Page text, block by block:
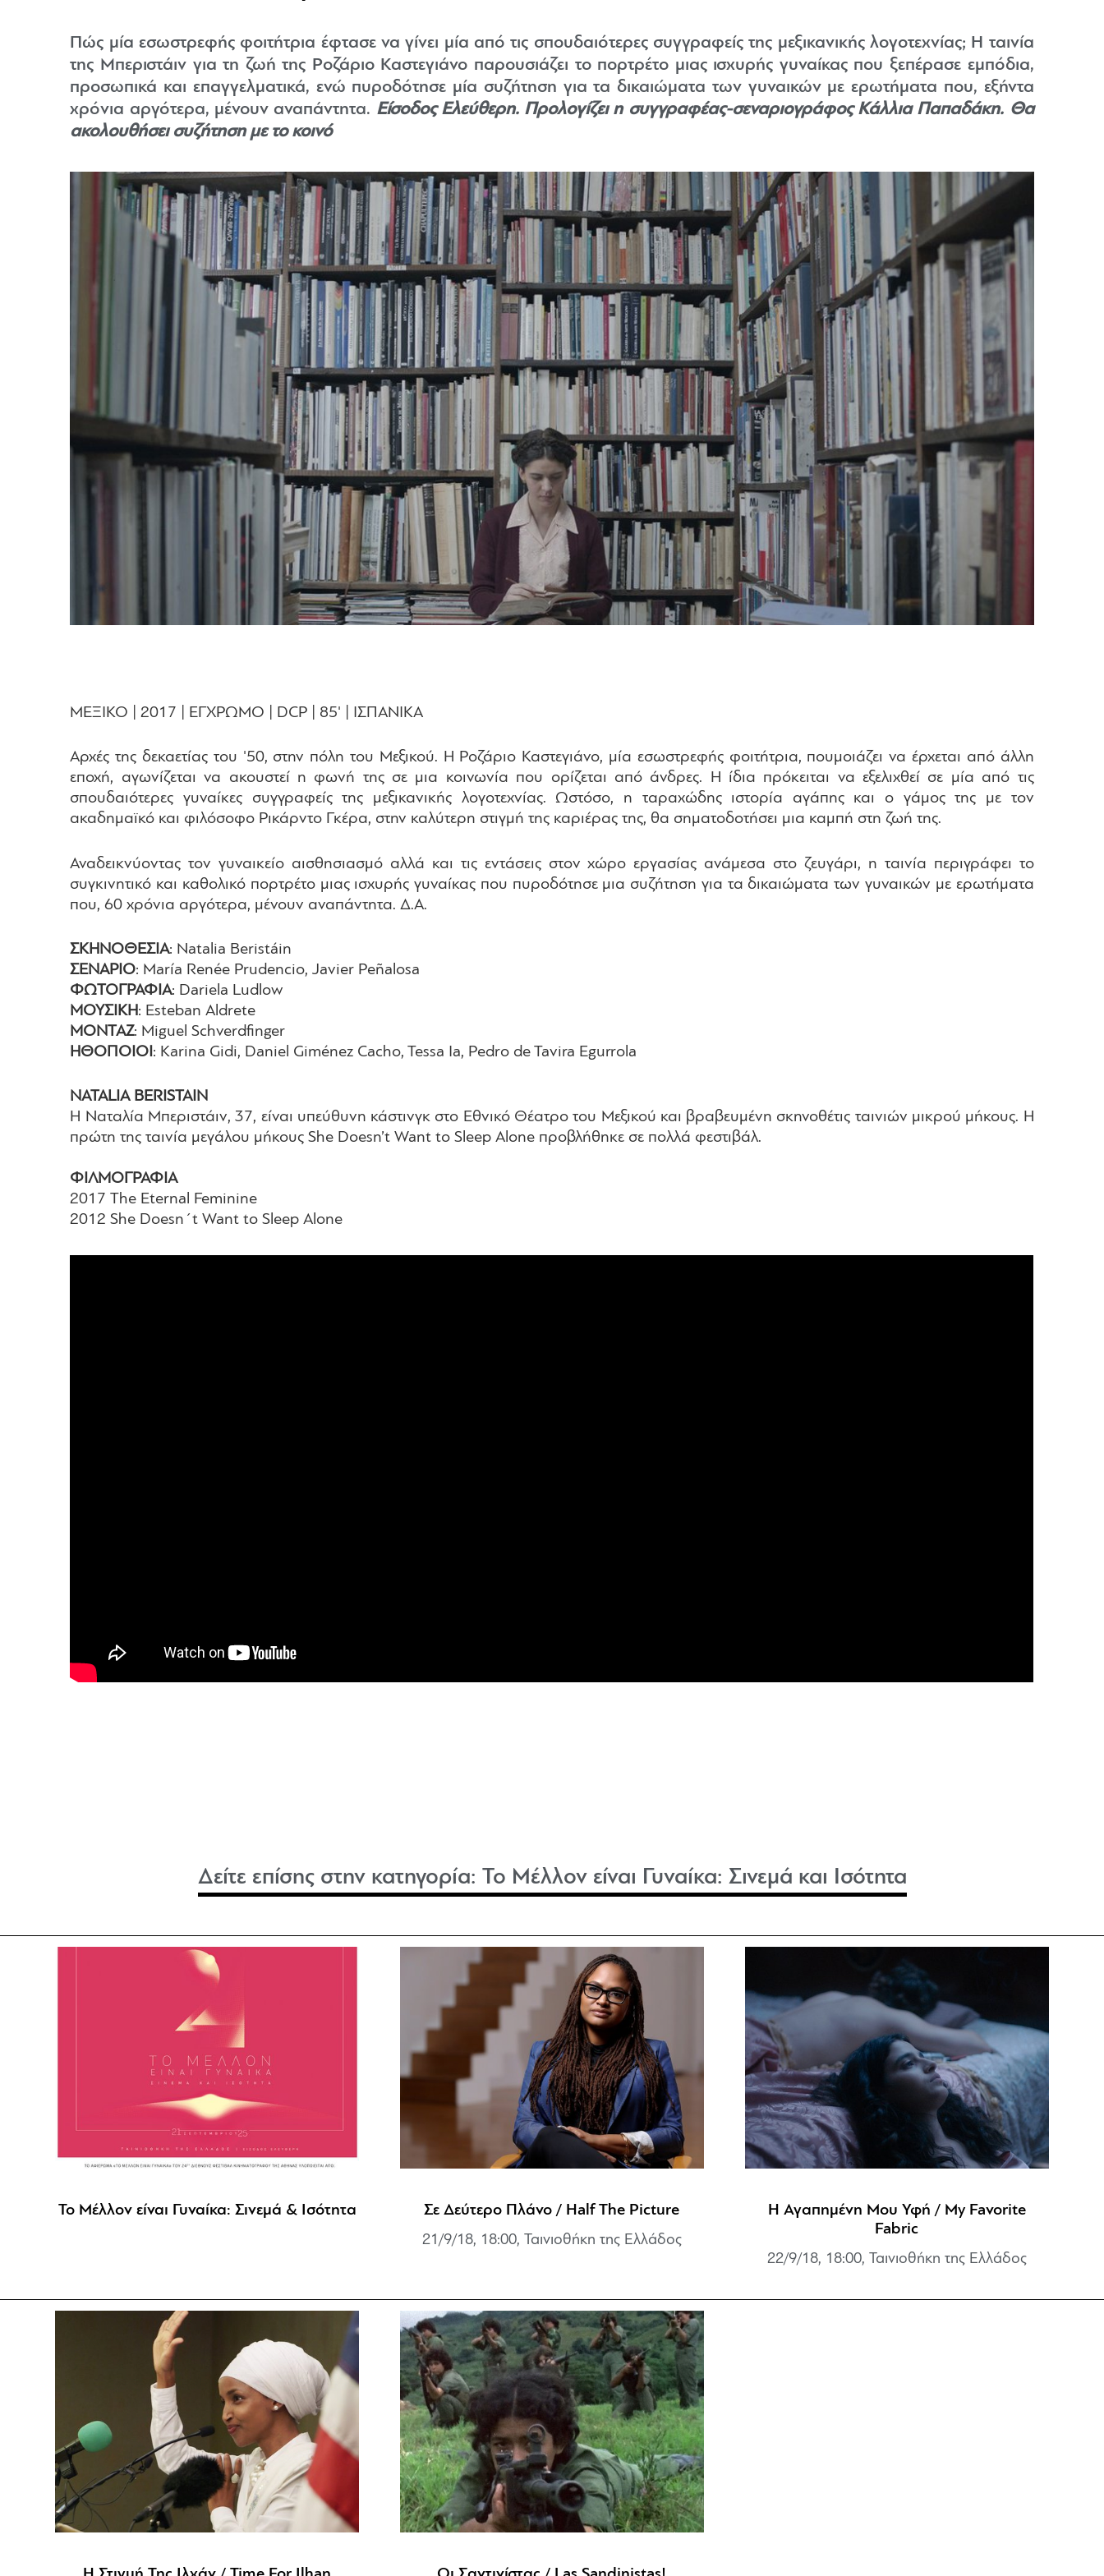
Πώς μία εσωστρεφής φοιτήτρια έφτασε να γίνει μία από τις σπουδαιότερες συγγραφείς της μεξικανικής λογοτεχνίας; Η ταινία
της Μπεριστάιν για τη ζωή της Ροζάριο Καστεγιάνο παρουσιάζει το πορτρέτο μιας ισχυρής γυναίκας που ξεπέρασε εμπόδια,
προσωπικά και επαγγελματικά, ενώ πυροδότησε μία συζήτηση για τα δικαιώματα των γυναικών με ερωτήματα που, εξήντα
χρόνια αργότερα, μένουν αναπάντητα. Είσοδος Ελεύθερη. Προλογίζει η συγγραφέας-σεναριογράφος Κάλλια Παπαδάκη. Θα
ακολουθήσει συζήτηση με το κοινό
ΜΕΞΙΚΟ | 2017 | ΕΓΧΡΩΜΟ | DCP | 85' | ΙΣΠΑΝΙΚΑ
Αρχές της δεκαετίας του '50, στην πόλη του Μεξικού. Η Ροζάριο Καστεγιάνο, μία εσωστρεφής φοιτήτρια, πουμοιάζει να έρχεται από άλλη
εποχή, αγωνίζεται να ακουστεί η φωνή της σε μια κοινωνία που ορίζεται από άνδρες. Η ίδια πρόκειται να εξελιχθεί σε μία από τις
σπουδαιότερες γυναίκες συγγραφείς της μεξικανικής λογοτεχνίας. Ωστόσο, η ταραχώδης ιστορία αγάπης και ο γάμος της με τον
ακαδημαϊκό και φιλόσοφο Ρικάρντο Γκέρα, στην καλύτερη στιγμή της καριέρας της, θα σηματοδοτήσει μια καμπή στη ζωή της.
Αναδεικνύοντας τον γυναικείο αισθησιασμό αλλά και τις εντάσεις στον χώρο εργασίας ανάμεσα στο ζευγάρι, η ταινία περιγράφει το
συγκινητικό και καθολικό πορτρέτο μιας ισχυρής γυναίκας που πυροδότησε μια συζήτηση για τα δικαιώματα των γυναικών με ερωτήματα
που, 60 χρόνια αργότερα, μένουν αναπάντητα. Δ.Α.
ΣΚΗΝΟΘΕΣΙΑ: Natalia Beristáin
ΣΕΝΑΡΙΟ: María Renée Prudencio, Javier Peñalosa
ΦΩΤΟΓΡΑΦΙΑ: Dariela Ludlow
ΜΟΥΣΙΚΗ: Esteban Aldrete
ΜΟΝΤΑΖ: Miguel Schverdfinger
ΗΘΟΠΟΙΟΙ: Karina Gidi, Daniel Giménez Cacho, Tessa Ia, Pedro de Tavira Egurrola
NATALIA BERISTAIN
Η Ναταλία Μπεριστάιν, 37, είναι υπεύθυνη κάστινγκ στο Εθνικό Θέατρο του Μεξικού και βραβευμένη σκηνοθέτις ταινιών μικρού μήκους. Η
πρώτη της ταινία μεγάλου μήκους She Doesn’t Want to Sleep Alone προβλήθηκε σε πολλά φεστιβάλ.
ΦΙΛΜΟΓΡΑΦΙΑ
2017 The Eternal Feminine
2012 She Doesn´t Want to Sleep Alone
Δείτε επίσης στην κατηγορία: Το Μέλλον είναι Γυναίκα: Σινεμά και Ισότητα
Το Μέλλον είναι Γυναίκα: Σινεμά & Ισότητα Σε Δεύτερο Πλάνο / Half The Picture
21/9/18, 18:00, Ταινιοθήκη της Ελλάδος
Η Αγαπημένη Μου Υφή / My Favorite
Fabric
22/9/18, 18:00, Ταινιοθήκη της Ελλάδος